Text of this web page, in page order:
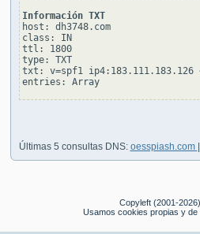
Información TXT
host: dh3748.com
class: IN
ttl: 1800
type: TXT
txt: v=spf1 ip4:183.111.183.126
entries: Array
Últimas 5 consultas DNS: oesspiash.com
Copyleft (2001-
Usamos cookies propias y de